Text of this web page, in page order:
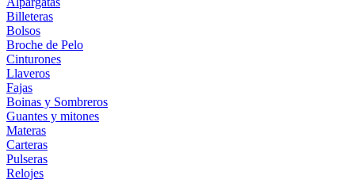
Billeteras
Bolsos
Broche de Pelo
Cinturones
Llaveros
Fajas
Boinas y Sombreros
Guantes y mitones
Materas
Carteras
Pulseras
Relojes